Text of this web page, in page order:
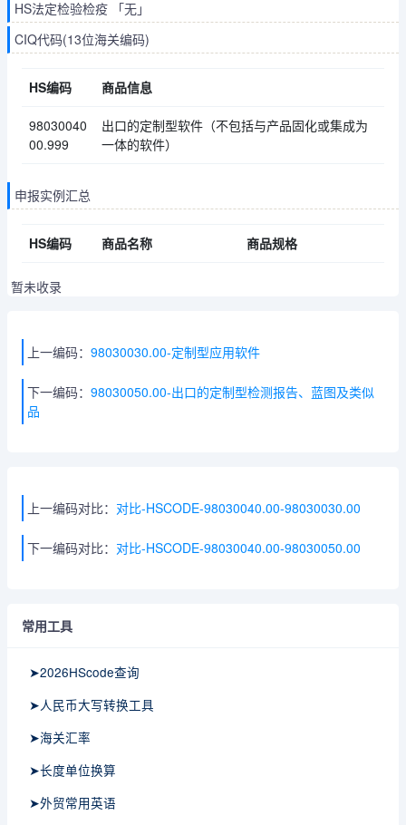
HS法定检验检疫 「无」
CIQ代码(13位海关编码)
HS编码 商品信息
98030040
00.999
出口的定制型软件（不包括与产品固化或集成为
一体的软件）
申报实例汇总
HS编码 商品名称 商品规格
暂未收录
上一编码： 98030030.00-定制型应用软件
下一编码： 98030050.00-出口的定制型检测报告、蓝图及类似
品
上一编码对比： 对比-HSCODE-98030040.00-98030030.00
下一编码对比： 对比-HSCODE-98030040.00-98030050.00
常用工具
➤2026HScode查询
➤人民币大写转换工具
➤海关汇率
➤长度单位换算
➤外贸常用英语